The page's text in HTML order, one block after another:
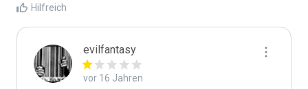
Hilfreich
evilfantasy
vor 16 Jahren